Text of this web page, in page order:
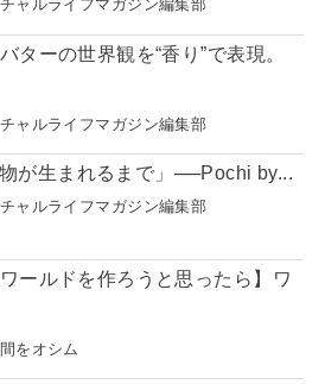
ャルライフマガジン編集部
ターの世界観を“香り”で表現。
ャルライフマガジン編集部
物が生まれるまで」──Pochi by...
ャルライフマガジン編集部
ワールドを作ろうと思ったら】ワ
をオシム